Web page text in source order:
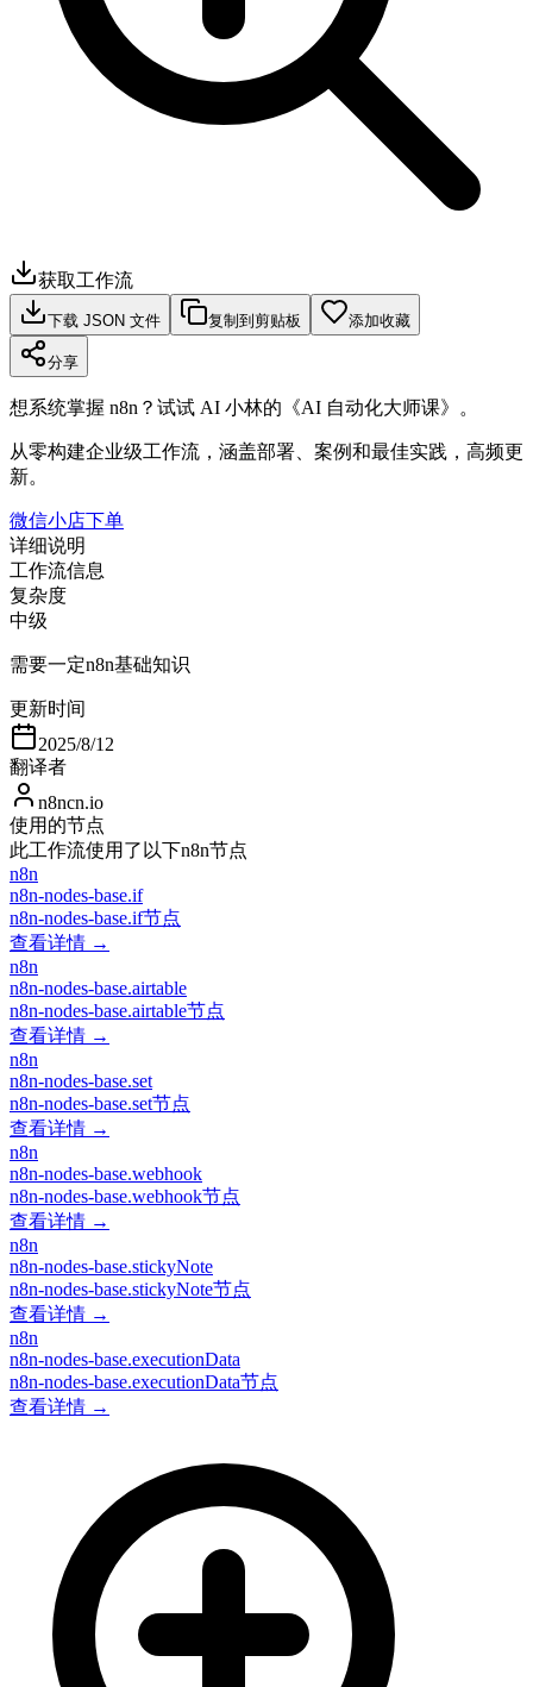
获取工作流
下载 JSON 文件 复制到剪贴板 添加收藏
分享
想系统掌握 n8n？试试 AI 小林的《AI 自动化大师课》。
从零构建企业级工作流，涵盖部署、案例和最佳实践，高频更
新。
微信小店下单
详细说明
工作流信息
复杂度
中级
需要一定n8n基础知识
更新时间
2025/8/12
翻译者
n8ncn.io
使用的节点
此工作流使用了以下n8n节点
n8n
n8n-nodes-base.if
n8n-nodes-base.if节点
查看详情 →
n8n
n8n-nodes-base.airtable
n8n-nodes-base.airtable节点
查看详情 →
n8n
n8n-nodes-base.set
n8n-nodes-base.set节点
查看详情 →
n8n
n8n-nodes-base.webhook
n8n-nodes-base.webhook节点
查看详情 →
n8n
n8n-nodes-base.stickyNote
n8n-nodes-base.stickyNote节点
查看详情 →
n8n
n8n-nodes-base.executionData
n8n-nodes-base.executionData节点
查看详情 →